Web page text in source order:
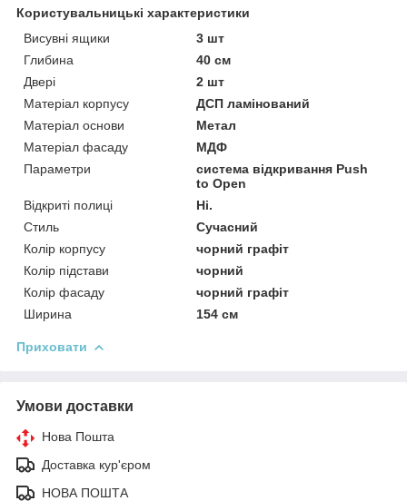
Користувальницькі характеристики
Висувні ящики
3 шт
Глибина
40 см
Двері
2 шт
Матеріал корпусу
ДСП ламінований
Матеріал основи
Метал
Матеріал фасаду
МДФ
Параметри
система відкривання Push
to Open
Відкриті полиці
Ні.
Стиль
Сучасний
Колір корпусу
чорний графіт
Колір підстави
чорний
Колір фасаду
чорний графіт
Ширина
154 см
Приховати
Умови доставки
Нова Пошта
Доставка кур'єром
НОВА ПОШТА